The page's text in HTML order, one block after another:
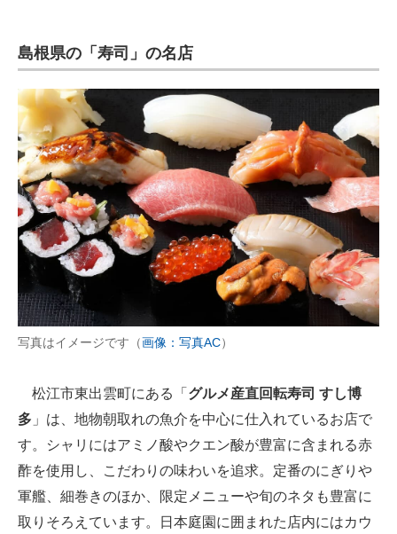
ちょっと気になるネットの話題
島根県の「寿司」の名店
写真はイメージです（画像：写真AC）
松江市東出雲町にある「 グルメ産直回転寿司 すし博
多 」は、地物朝取れの魚介を中心に仕入れているお店で
す。シャリにはアミノ酸やクエン酸が豊富に含まれる赤
酢を使用し、こだわりの味わいを追求。定番のにぎりや
軍艦、細巻きのほか、限定メニューや旬のネタも豊富に
取りそろえています。日本庭園に囲まれた店内にはカウ